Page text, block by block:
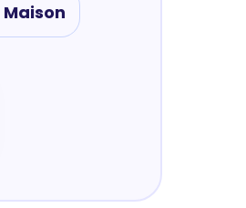
Maison